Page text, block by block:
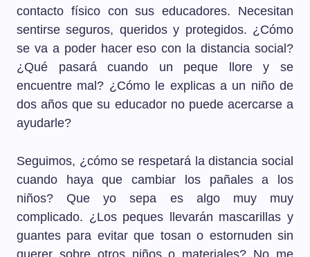
contacto físico con sus educadores. Necesitan
sentirse seguros, queridos y protegidos. ¿Cómo
se va a poder hacer eso con la distancia social?
¿Qué pasará cuando un peque llore y se
encuentre mal? ¿Cómo le explicas a un niño de
dos años que su educador no puede acercarse a
ayudarle?
Seguimos, ¿cómo se respetará la distancia social
cuando haya que cambiar los pañales a los
niños? Que yo sepa es algo muy muy
complicado. ¿Los peques llevarán mascarillas y
guantes para evitar que tosan o estornuden sin
querer sobre otros niños o materiales? No me